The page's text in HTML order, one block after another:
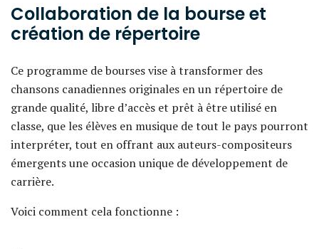
Collaboration de la bourse et
création de répertoire
Ce programme de bourses vise à transformer des
chansons canadiennes originales en un répertoire de
grande qualité, libre d’accès et prêt à être utilisé en
classe, que les élèves en musique de tout le pays pourront
interpréter, tout en offrant aux auteurs-compositeurs
émergents une occasion unique de développement de
carrière.
Voici comment cela fonctionne :